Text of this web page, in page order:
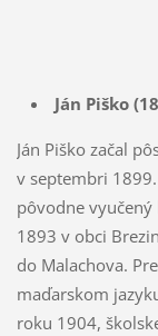
Ján Piško
Ján Piško začal
v septembri
pôvodne
1893 v obci
do Malachova.
maďarskom
roku 1904,